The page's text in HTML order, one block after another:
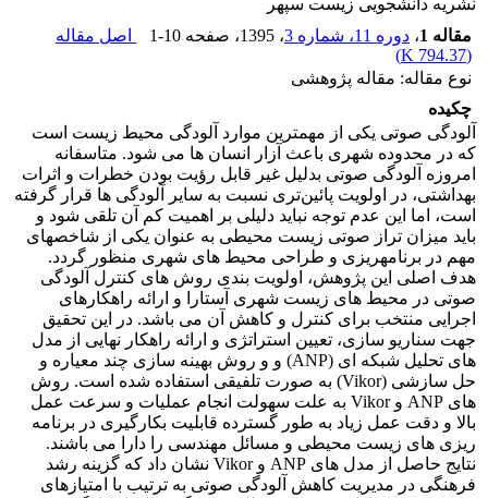
نشریه دانشجویی زیست سپهر
مقاله 1
، دوره 11، شماره 3 ، 1395 ، صفحه 1-10
اصل مقاله
(
794.37 K
)
نوع مقاله: مقاله پژوهشی
چکیده
آلودگی صوتی یکی از مهمترین موارد آلودگی محیط زیست است
که در محدوده شهری باعث آزار انسان ها می شود. متاسفانه
امروزه آلودگی صوتی بدلیل غیر قابل رؤیت بودن خطرات و اثرات
بهداشتی، در اولویت پائین‌تری نسبت به سایر آلودگی ها قرار گرفته
است، اما این عدم توجه نباید دلیلی بر اهمیت کم آن تلقی شود و
باید میزان تراز صوتی زیست محیطی به عنوان یکی از شاخصهای
مهم در برنامه‎ریزی و طراحی محیط های شهری منظور گردد.
هدف اصلی این پژوهش، اولویت بندى روش هاى کنترل آلودگی
صوتی در محیط های زیست شهری آستارا و ارائه راهکارهای
اجرایی منتخب برای کنترل و کاهش آن می باشد. در این تحقیق
جهت سناریو سازی، تعیین استراتژی و ارائه راهکار نهایی از مدل
های تحلیل شبکه ای (ANP) و و روش بهینه سازی چند معیاره و
حل سازشی (Vikor) به صورت تلفیقی استفاده شده است. روش
های ANP و Vikor به علت سهولت انجام عملیات و سرعت عمل
بالا و دقت عمل زیاد به طور گسترده قابلیت بکارگیری در برنامه
ریزی های زیست محیطی و مسائل مهندسی را دارا می باشند.
نتایج حاصل از مدل های ANP و Vikor نشان داد که گزینه رشد
فرهنگی در مدیریت کاهش آلودگی صوتی به ترتیب با امتیازهای